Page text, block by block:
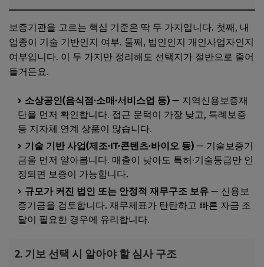
보증기관을 고르는 핵심 기준은 딱 두 가지입니다. 첫째, 내
업종이 기술 기반인지 여부. 둘째, 법인인지 개인사업자인지
여부입니다. 이 두 가지만 정리해도 선택지가 절반으로 줄어
들거든요.
소상공인(음식점·소매·서비스업 등) — 지역신용보증재
단을 먼저 확인합니다. 접근 문턱이 가장 낮고, 특례보증
등 지자체 연계 상품이 많습니다.
기술 기반 사업(제조·IT·콘텐츠·바이오 등) — 기술보증기
금을 먼저 알아봅니다. 매출이 낮아도 특허·기술등급만 인
정되면 보증이 가능합니다.
규모가 커진 법인 또는 안정적 재무구조 보유 — 신용보
증기금을 검토합니다. 재무제표가 탄탄하고 빠른 자금 조
달이 필요한 경우에 유리합니다.
2. 기보 선택 시 알아야 할 심사 구조